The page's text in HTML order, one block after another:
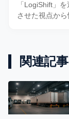
「LogiShift」
させた視点から
関連記事